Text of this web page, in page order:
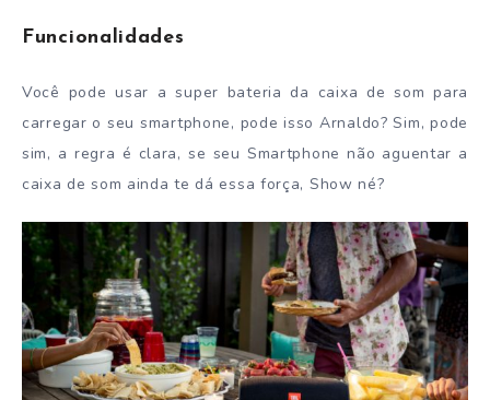
Funcionalidades
Você pode usar a super bateria da caixa de som para
carregar o seu smartphone, pode isso Arnaldo? Sim, pode
sim, a regra é clara, se seu Smartphone não aguentar a
caixa de som ainda te dá essa força, Show né?